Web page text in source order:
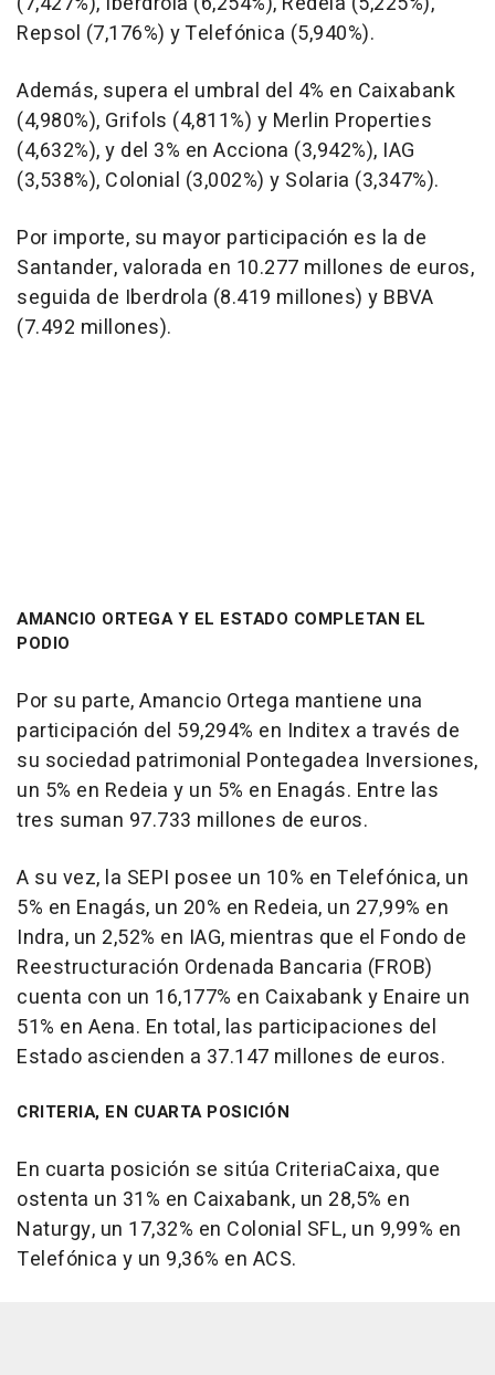
Repsol (7,176%) y Telefónica (5,940%).
Además, supera el umbral del 4% en Caixabank
(4,980%), Grifols (4,811%) y Merlin Properties
(4,632%), y del 3% en Acciona (3,942%), IAG
(3,538%), Colonial (3,002%) y Solaria (3,347%).
Por importe, su mayor participación es la de
Santander, valorada en 10.277 millones de euros,
seguida de Iberdrola (8.419 millones) y BBVA
(7.492 millones).
AMANCIO ORTEGA Y EL ESTADO COMPLETAN EL
PODIO
Por su parte, Amancio Ortega mantiene una
participación del 59,294% en Inditex a través de
su sociedad patrimonial Pontegadea Inversiones,
un 5% en Redeia y un 5% en Enagás. Entre las
tres suman 97.733 millones de euros.
A su vez, la SEPI posee un 10% en Telefónica, un
5% en Enagás, un 20% en Redeia, un 27,99% en
Indra, un 2,52% en IAG, mientras que el Fondo de
Reestructuración Ordenada Bancaria (FROB)
cuenta con un 16,177% en Caixabank y Enaire un
51% en Aena. En total, las participaciones del
Estado ascienden a 37.147 millones de euros.
CRITERIA, EN CUARTA POSICIÓN
En cuarta posición se sitúa CriteriaCaixa, que
ostenta un 31% en Caixabank, un 28,5% en
Naturgy, un 17,32% en Colonial SFL, un 9,99% en
Telefónica y un 9,36% en ACS.